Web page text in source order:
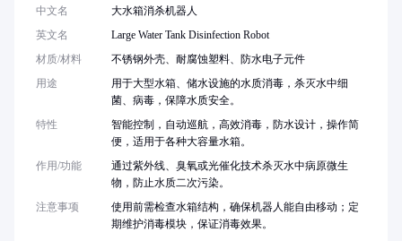
中文名
大水箱消杀机器人
英文名
Large Water Tank Disinfection Robot
材质/材料
不锈钢外壳、耐腐蚀塑料、防水电子元件
用途
用于大型水箱、储水设施的水质消毒，杀灭水中细
菌、病毒，保障水质安全。
特性
智能控制，自动巡航，高效消毒，防水设计，操作简
便，适用于各种大容量水箱。
作用/功能
通过紫外线、臭氧或光催化技术杀灭水中病原微生
物，防止水质二次污染。
注意事项
使用前需检查水箱结构，确保机器人能自由移动；定
期维护消毒模块，保证消毒效果。